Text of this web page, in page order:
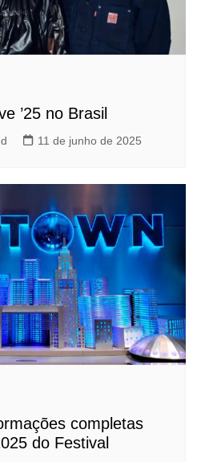
’25 no Brasil
11 de junho de 2025
completas
do Festival